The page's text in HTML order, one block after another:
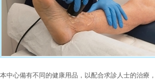
本中心備有不同的健康用品，以配合求診人士的治療